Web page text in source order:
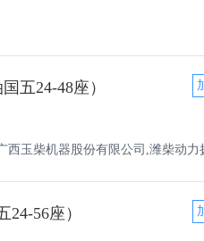
五24-48座）
西玉柴机器股份有限公司,潍柴动力
56座）